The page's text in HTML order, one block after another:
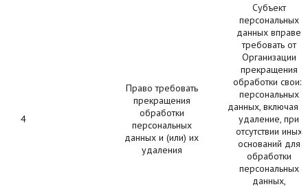
4
Право требовать
прекращения
обработки
персональных
данных и (или) их
удаления
Субъект
персональных
данных вправе
требовать от
Организации
прекращения
обработки своих
персональных
данных, включая
удаление, при
отсутствии иных
оснований для
обработки
персональных
данных,